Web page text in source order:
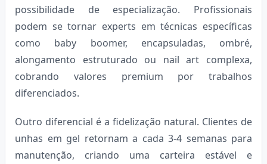
possibilidade de especialização. Profissionais
podem se tornar experts em técnicas específicas
como baby boomer, encapsuladas, ombré,
alongamento estruturado ou nail art complexa,
cobrando valores premium por trabalhos
diferenciados.
Outro diferencial é a fidelização natural. Clientes de
unhas em gel retornam a cada 3-4 semanas para
manutenção, criando uma carteira estável e